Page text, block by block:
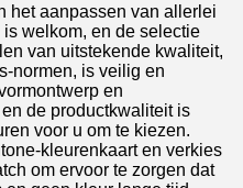
het aanpassen van allerlei
welkom, en de selectie
van uitstekende kwaliteit,
normen, is veilig en
en
de productkwaliteit is
voor u om te kiezen.
kleurenkaart en verkies
om ervoor te zorgen dat